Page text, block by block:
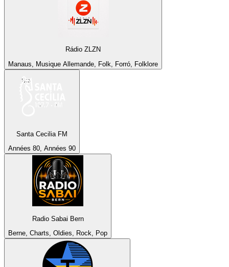
Rádio ZLZN
Manaus, Musique Allemande, Folk, Forró, Folklore
Santa Cecilia FM
Années 80, Années 90
Radio Sabai Bern
Berne, Charts, Oldies, Rock, Pop